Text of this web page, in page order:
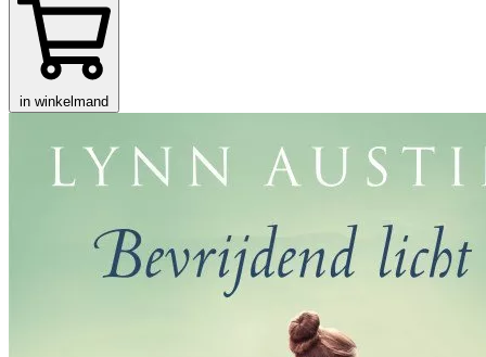
in winkelmand